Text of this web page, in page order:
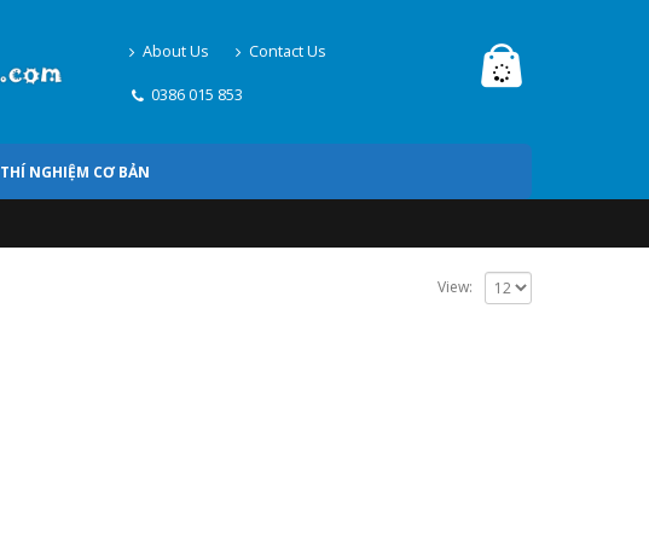
About Us Contact Us
0386 015 853
THÍ NGHIỆM CƠ BẢN
View: